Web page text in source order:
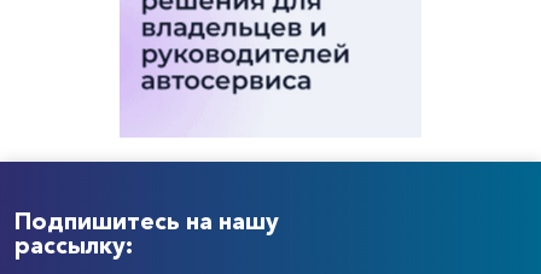
Подпишитесь на нашу
рассылку: